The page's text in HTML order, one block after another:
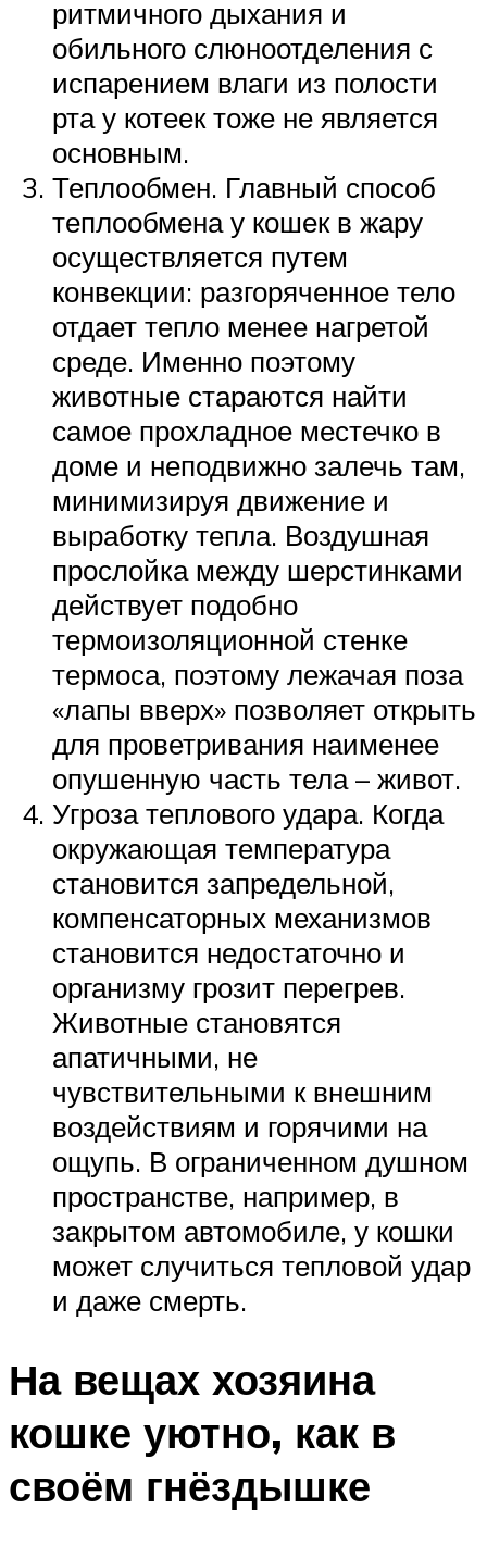
ритмичного дыхания и
обильного слюноотделения с
испарением влаги из полости
рта у котеек тоже не является
основным.
Теплообмен. Главный способ
теплообмена у кошек в жару
осуществляется путем
конвекции: разгоряченное тело
отдает тепло менее нагретой
среде. Именно поэтому
животные стараются найти
самое прохладное местечко в
доме и неподвижно залечь там,
минимизируя движение и
выработку тепла. Воздушная
прослойка между шерстинками
действует подобно
термоизоляционной стенке
термоса, поэтому лежачая поза
«лапы вверх» позволяет открыть
для проветривания наименее
опушенную часть тела – живот.
Угроза теплового удара. Когда
окружающая температура
становится запредельной,
компенсаторных механизмов
становится недостаточно и
организму грозит перегрев.
Животные становятся
апатичными, не
чувствительными к внешним
воздействиям и горячими на
ощупь. В ограниченном душном
пространстве, например, в
закрытом автомобиле, у кошки
может случиться тепловой удар
и даже смерть.
На вещах хозяина
кошке уютно, как в
своём гнёздышке